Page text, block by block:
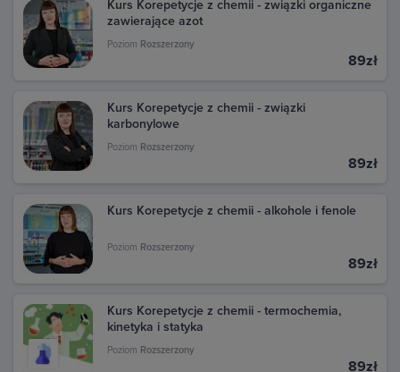
kliknij przycisk Faktura (jeśli jest dostępny).
Możesz również znaleźć fakturę na stronie Google
Pay. Przejdź pod ten adres: pay.google.com i zaloguj
transakcje dokonane w Google Play. Kliknij daną
transakcję, aby zobaczyć szczegóły i pobrać fakturę.
Kurs Korepetycje z chemii - związki organiczne
zawierające azot
Poziom Rozszerzony
89zł
Kurs Korepetycje z chemii - związki
karbonylowe
Poziom Rozszerzony
89zł
Kurs Korepetycje z chemii - alkohole i fenole
Poziom Rozszerzony
89zł
Kurs Korepetycje z chemii - termochemia,
kinetyka i statyka
Poziom Rozszerzony
89zł